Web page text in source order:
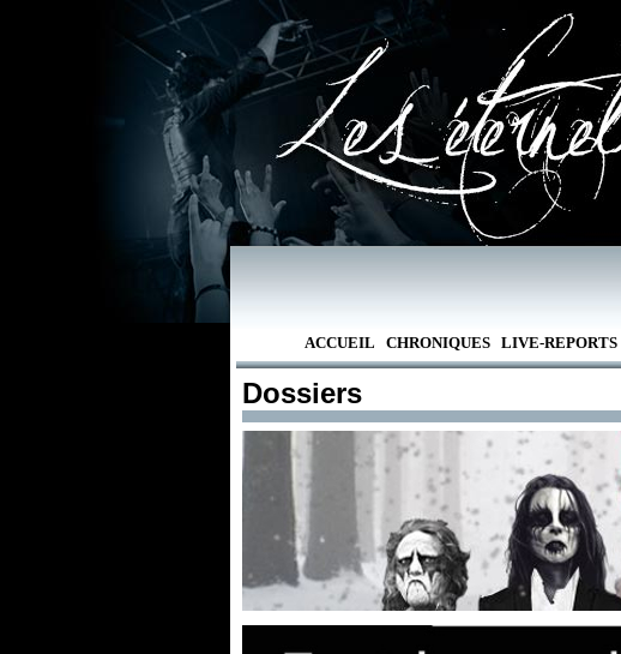
ACCUEIL CHRONIQUES LIVE-REPORTS
Dossiers